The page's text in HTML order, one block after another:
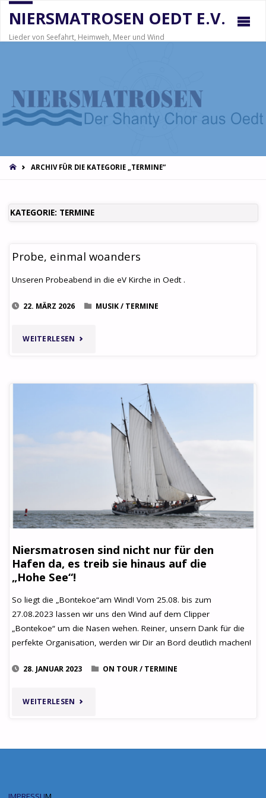
NIERSMATROSEN OEDT E.V.
Lieder von Seefahrt, Heimweh, Meer und Wind
STARTSEITE
ARCHIV FÜR DIE KATEGORIE „TERMINE“
KATEGORIE: TERMINE
Probe, einmal woanders
Unseren Probeabend in die eV Kirche in Oedt .
22. MÄRZ 2026 MUSIK/ TERMINE
WEITERLESEN "PROBE,
WOANDERS"
Niersmatrosen sind nicht nur für den
Hafen da, es treib sie hinaus auf die
„Hohe See“!
So liegt die „Bontekoe“am Wind! Vom 25.08. bis zum
27.08.2023 lassen wir uns den Wind auf dem Clipper
„Bontekoe“ um die Nasen wehen. Reiner, unsern Dank für die
perfekte Organisation, werden wir Dir an Bord deutlich machen!
28. JANUAR 2023 ON TOUR/ TERMINE
WEITERLESEN NIERSMATROSEN
NICHT